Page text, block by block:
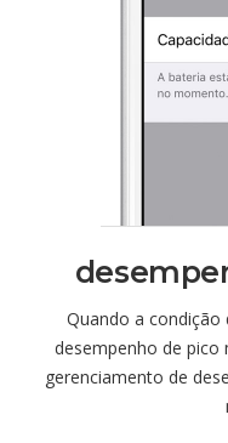
Quando a condição
desempenho de pico
gerenciamento de